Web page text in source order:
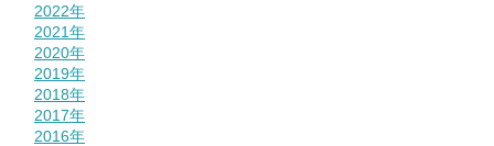
2022年
2021年
2020年
2019年
2018年
2017年
2016年